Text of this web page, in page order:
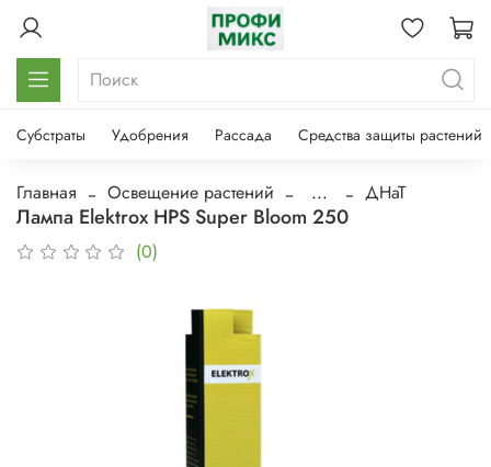
Субстраты Удобрения Рассада Средства защиты растений
Главная Освещение растений ... ДНаТ
Лампа Elektrox HPS Super Bloom 250
(0)